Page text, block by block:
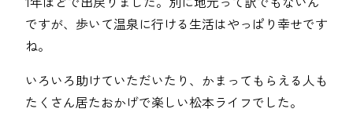
ですが、歩いて温泉に行ける生活はやっぱり幸せです
ね。
いろいろ助けていただいたり、かまってもらえる人も
たくさん居たおかげで楽しい松本ライフでした。